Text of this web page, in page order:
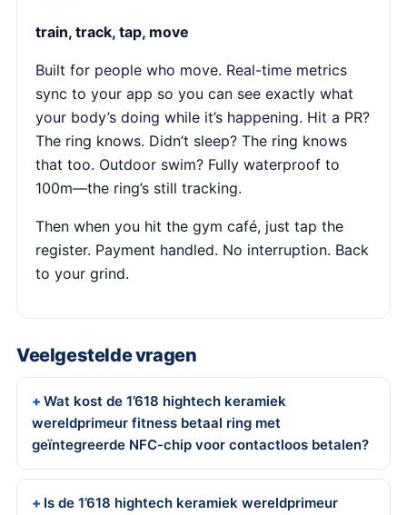
train, track, tap, move
Built for people who move. Real-time metrics
sync to your app so you can see exactly what
your body’s doing while it’s happening. Hit a PR?
The ring knows. Didn’t sleep? The ring knows
that too. Outdoor swim? Fully waterproof to
100m—the ring’s still tracking.
Then when you hit the gym café, just tap the
register. Payment handled. No interruption. Back
to your grind.
Veelgestelde vragen
Wat kost de 1’618 hightech keramiek
wereldprimeur fitness betaal ring met
geïntegreerde NFC-chip voor contactloos betalen?
Is de 1’618 hightech keramiek wereldprimeur